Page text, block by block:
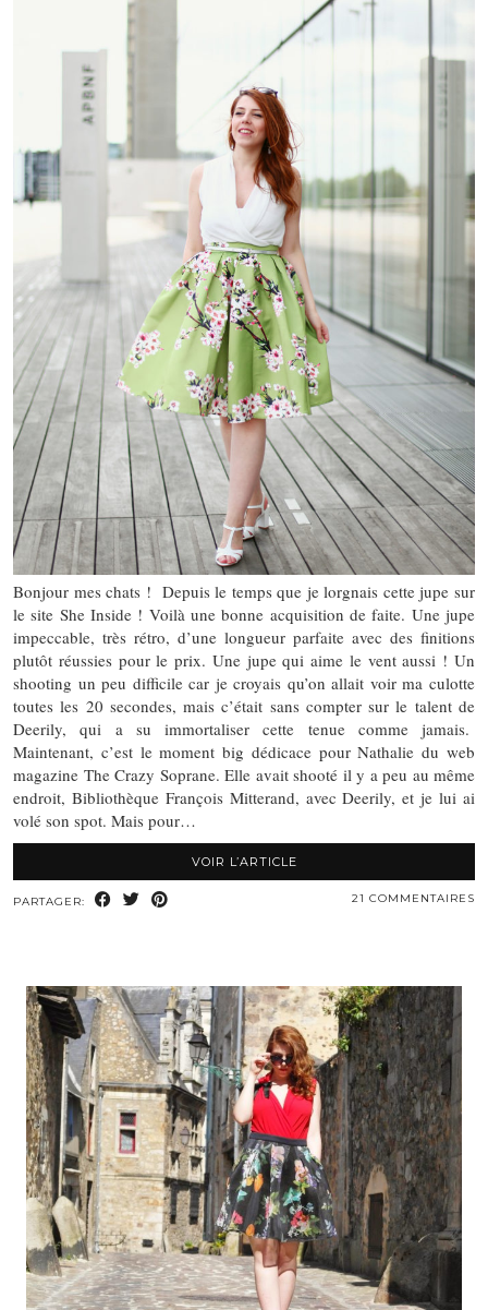
Bonjour mes chats ! Depuis le temps que je lorgnais cette jupe sur
le site She Inside ! Voilà une bonne acquisition de faite. Une jupe
impeccable, très rétro, d’une longueur parfaite avec des finitions
plutôt réussies pour le prix. Une jupe qui aime le vent aussi ! Un
shooting un peu difficile car je croyais qu’on allait voir ma culotte
toutes les 20 secondes, mais c’était sans compter sur le talent de
Deerily, qui a su immortaliser cette tenue comme jamais.
Maintenant, c’est le moment big dédicace pour Nathalie du web
magazine The Crazy Soprane. Elle avait shooté il y a peu au même
endroit, Bibliothèque François Mitterand, avec Deerily, et je lui ai
volé son spot. Mais pour…
VOIR L’ARTICLE
PARTAGER: 21 COMMENTAIRES